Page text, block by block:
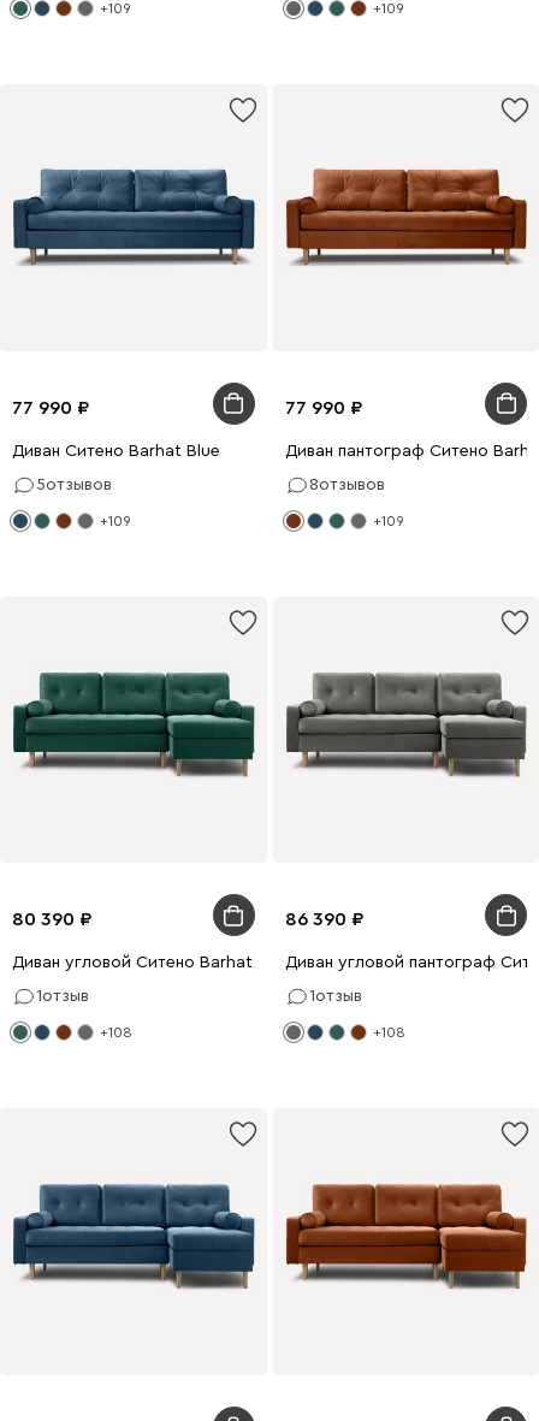
+109 +109
77 990
Диван Ситено Barhat Blue
5отзывов
+109
77 990
Диван пантограф Ситено
8отзывов
+109
80 390
Диван угловой Ситено Barhat Emerald
1отзыв
+108
86 390
Диван угловой пантограф
1отзыв
+108